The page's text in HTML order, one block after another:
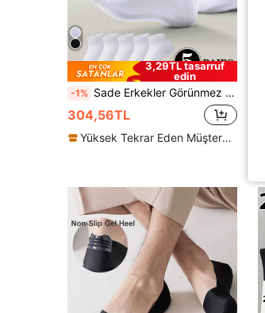
3,29TL tasarruf
edin
-1% Sade Erkekler Görünmez Çorap
304,56TL
Yüksek Tekrar Eden Müşteriler